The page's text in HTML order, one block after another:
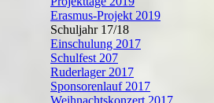
Erasmus-Projekt 2019
Schuljahr 17/18
Einschulung 2017
Schulfest 207
Ruderlager 2017
Sponsorenlauf 2017
Weihnachtskonzert 2017